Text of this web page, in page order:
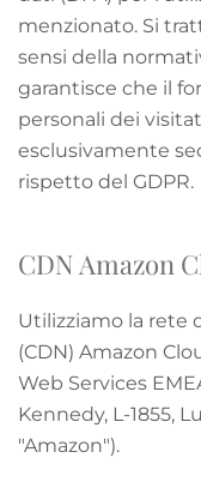
menzionato. Si
sensi della
garantisce che il
personali dei
esclusivamente
rispetto del GDPR.
CDN Amazon
Utilizziamo la rete
(CDN) Amazon
Web Services
Kennedy, L-1855,
"Amazon").